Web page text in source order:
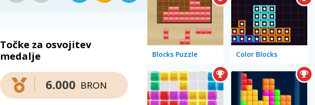
Točke za osvojitev
medalje
BRON
6.000
Blocks Puzzle Color Blocks